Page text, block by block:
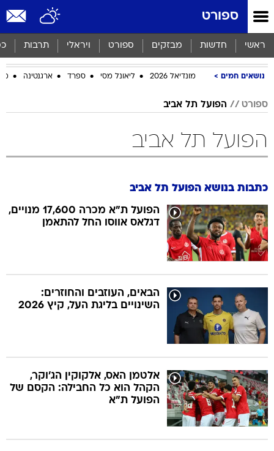
ספורט
ראשי חדשות מבזקים ספורט ויראלי תרבות
נושאים חמים מונדיאל 2026 ליאונל מסי ספרד ארגנטינה
ספורט הפועל תל אביב
הפועל תל אביב
כתבות בנושא הפועל תל אביב
הפועל ת"א מכרה 17,600 מנויים,
דגלאס אווסו החל להתאמן
הבאים, העוזבים והחוזרים:
השינויים בליגת העל, קיץ 2026
אלטמן האס, אלקוקין הג'וקר,
הקהל הוא כל החבילה: הקסם של
הפועל ת"א